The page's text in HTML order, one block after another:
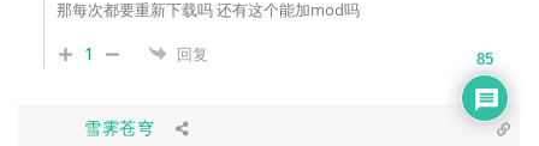
那每次都要重新下载吗 还有这个能加mod吗
1 回复
雪霁苍穹
85